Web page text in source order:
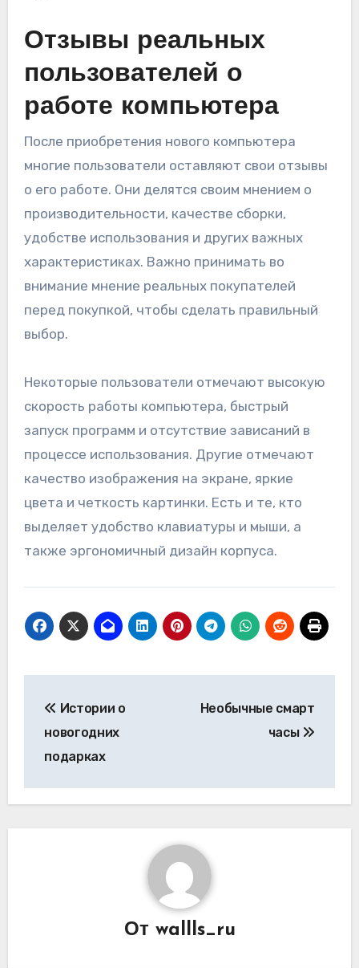
Отзывы реальных
пользователей о
работе компьютера
После приобретения нового компьютера
многие пользователи оставляют свои отзывы
о его работе. Они делятся своим мнением о
производительности, качестве сборки,
удобстве использования и других важных
характеристиках. Важно принимать во
внимание мнение реальных покупателей
перед покупкой, чтобы сделать правильный
выбор.
Некоторые пользователи отмечают высокую
скорость работы компьютера, быстрый
запуск программ и отсутствие зависаний в
процессе использования. Другие отмечают
качество изображения на экране, яркие
цвета и четкость картинки. Есть и те, кто
выделяет удобство клавиатуры и мыши, а
также эргономичный дизайн корпуса.
по
записям
Истории о
новогодних
подарках
Необычные смарт
часы
От wallls_ru